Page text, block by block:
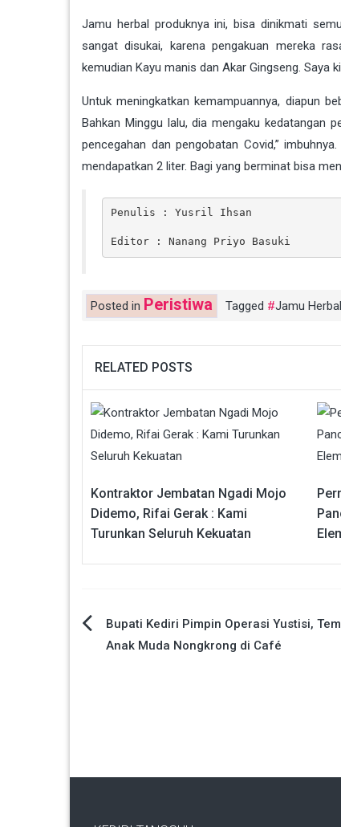
Jamu herbal produknya ini, bisa dinikmati
sangat disukai, karena pengakuan mereka
kemudian Kayu manis dan Akar Gingseng. Saya
Untuk meningkatkan kemampuannya, diapun
Bahkan Minggu lalu, dia mengaku kedatangan
pencegahan dan pengobatan Covid,”
mendapatkan 2 liter. Bagi yang berminat bisa
Penulis : Yusril Ihsan
Editor : Nanang Priyo Basuki
Posted in Peristiwa Tagged Jamu Herbal
RELATED POSTS
Kontraktor Jembatan Ngadi Mojo
Didemo, Rifai Gerak : Kami
Turunkan Seluruh Kekuatan
Navigasi
Bupati Kediri Pimpin Operasi Yustisi,
Anak Muda Nongkrong di Café